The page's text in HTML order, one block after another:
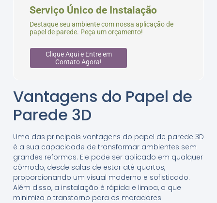
Serviço Único de Instalação
Destaque seu ambiente com nossa aplicação de
papel de parede. Peça um orçamento!
Clique Aqui e Entre em
Contato Agora!
Vantagens do Papel de
Parede 3D
Uma das principais vantagens do papel de parede 3D
é a sua capacidade de transformar ambientes sem
grandes reformas. Ele pode ser aplicado em qualquer
cômodo, desde salas de estar até quartos,
proporcionando um visual moderno e sofisticado.
Além disso, a instalação é rápida e limpa, o que
minimiza o transtorno para os moradores.